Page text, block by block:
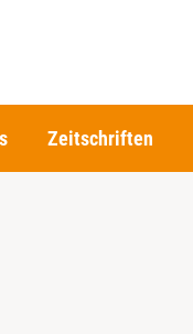
Zeitschriften